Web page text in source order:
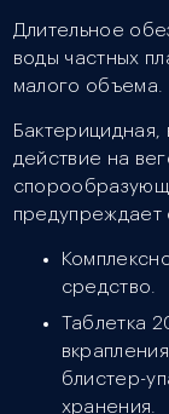
Длительное
воды частных
малого объема.
Бактерицидная,
действие на
предупреждает
средство.
Таблетка
блистер-
хранения.